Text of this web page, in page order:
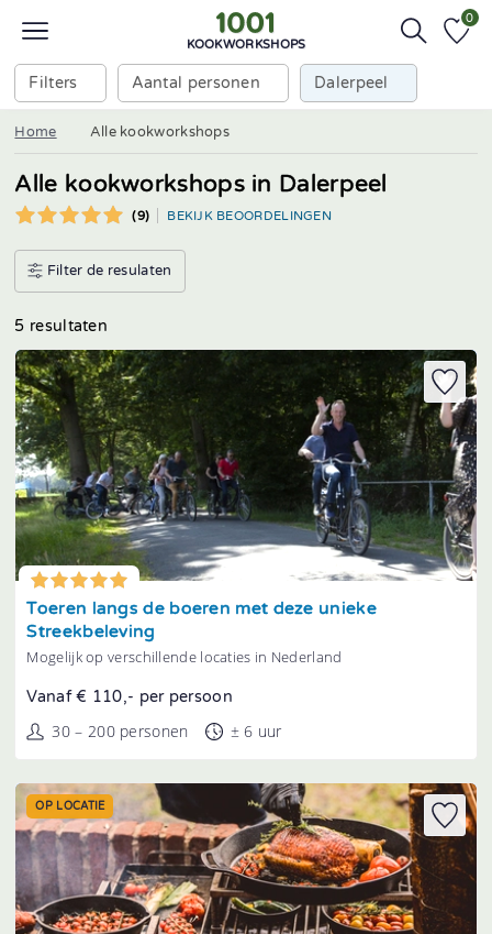
KOOKWORKSHOPS
Filters Aantal personen Dalerpeel
0
Home Alle kookworkshops
Alle kookworkshops in Dalerpeel
(9) BEKIJK BEOORDELINGEN
Filter de resulaten
5 resultaten
Tonen
Toeren langs de boeren met deze unieke
Streekbeleving
Mogelijk op verschillende locaties in Nederland
Vanaf € 110,- per persoon
30 – 200 personen ± 6 uur
OP LOCATIE